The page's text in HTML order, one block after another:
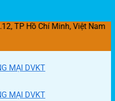
Hồ Chí Minh, Việt Nam